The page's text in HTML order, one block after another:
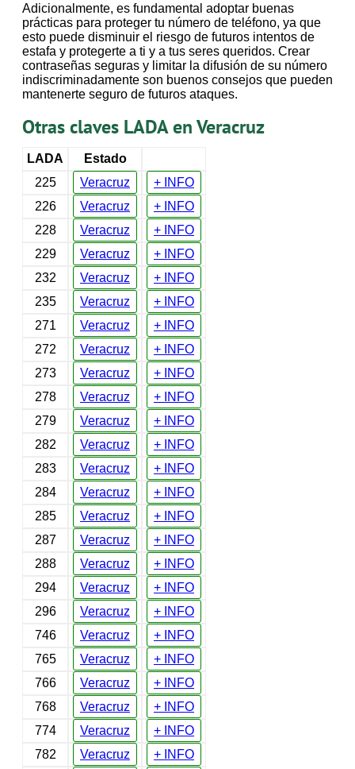
Adicionalmente, es fundamental adoptar buenas
prácticas para proteger tu número de teléfono, ya que
esto puede disminuir el riesgo de futuros intentos de
estafa y protegerte a ti y a tus seres queridos. Crear
contraseñas seguras y limitar la difusión de su número
indiscriminadamente son buenos consejos que pueden
mantenerte seguro de futuros ataques.
Otras claves LADA en Veracruz
LADA
Estado
225
Veracruz
+ INFO
226
Veracruz
+ INFO
228
Veracruz
+ INFO
229
Veracruz
+ INFO
232
Veracruz
+ INFO
235
Veracruz
+ INFO
271
Veracruz
+ INFO
272
Veracruz
+ INFO
273
Veracruz
+ INFO
278
Veracruz
+ INFO
279
Veracruz
+ INFO
282
Veracruz
+ INFO
283
Veracruz
+ INFO
284
Veracruz
+ INFO
285
Veracruz
+ INFO
287
Veracruz
+ INFO
288
Veracruz
+ INFO
294
Veracruz
+ INFO
296
Veracruz
+ INFO
746
Veracruz
+ INFO
765
Veracruz
+ INFO
766
Veracruz
+ INFO
768
Veracruz
+ INFO
774
Veracruz
+ INFO
782
Veracruz
+ INFO